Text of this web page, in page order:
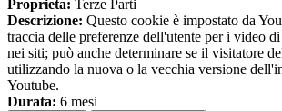
Proprieta: Terze Parti
Descrizione: Questo cookie è impostato da
traccia delle preferenze dell'utente per i video
nei siti; può anche determinare se il visitatore
utilizzando la nuova o la vecchia versione
Youtube.
Durata: 6 mesi